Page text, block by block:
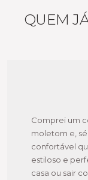
QUEM
Comprei um
moletom e,
confortável
estiloso e
casa ou sair